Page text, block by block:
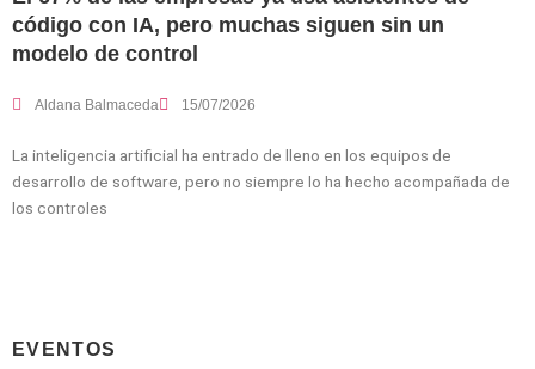
código con IA, pero muchas siguen sin un
modelo de control
Aldana Balmaceda 15/07/2026
La inteligencia artificial ha entrado de lleno en los equipos de
desarrollo de software, pero no siempre lo ha hecho acompañada de
los controles
EVENTOS